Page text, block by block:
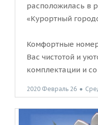
расположилась в
«Курортный
Комфортные
Вас чистотой и
комплектации и
2020 Февраль 26 ●